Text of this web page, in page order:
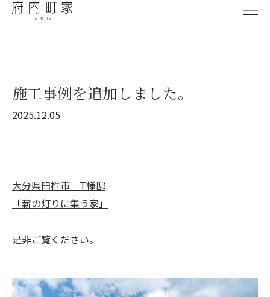
施工事例を追加しました。
2025.12.05
大分県臼杵市 T様邸
「薪の灯りに集う家」
是非ご覧ください。